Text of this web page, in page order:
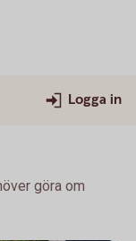
Logga in
göra om